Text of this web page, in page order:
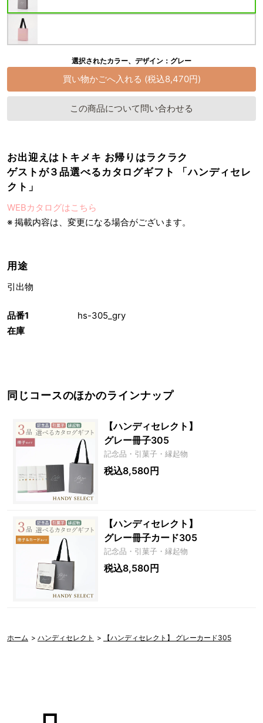
品番1
hs-305_gry
在庫
選択されたカラー、デザイン：グレー
この商品について問い合わせる
お出迎えはトキメキ お帰りはラクラク
ゲストが３品選べるカタログギフト 「ハンディセレ
クト」
WEBカタログはこちら
※ 掲載内容は、変更になる場合がございます。
用途
引出物
同じコースのほかのラインナップ
【ハンディセレクト】
グレー冊子305
記念品・引菓子・縁起物
税込8,580円
【ハンディセレクト】
グレー冊子カード305
記念品・引菓子・縁起物
税込8,580円
ホーム > ハンディセレクト > 【ハンディセレクト】 グレーカード305